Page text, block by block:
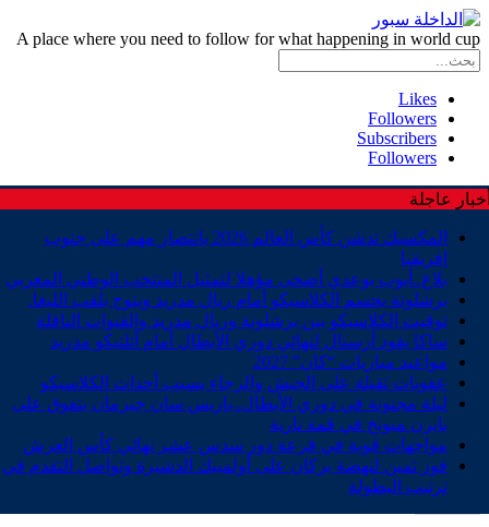
A place where you need to follow for what happening in world cup
Likes
Followers
Subscribers
Followers
عاجلة
المكسيك تدشن كأس العالم 2026 بانتصار مهم على جنوب
إفريقيا
بلاغ..أيوب بوعدي أضحى مؤهلا لتمثيل المنتخب الوطني المغربي
برشلونة يحسم الكلاسيكو أمام ريال مدريد ويتوج بلقب الليغا.
توقيت الكلاسيكو بين برشلونة وريال مدريد والقنوات الناقلة
ساكا يقود أرسنال لنهائي دوري الأبطال أمام أتلتيكو مدريد
مواعيد مباريات “كان” 2027
عقوبات ثقيلة على الجيش والرجاء بسبب أحداث الكلاسيكو
ليلة مجنونة في دوري الأبطال..باريس سان جيرمان يتفوق على
بايرن ميونخ في قمة نارية
مواجهات قوية في قرعة دور سدس عشر نهائي كأس العرش
فوز ثمين لنهضة بركان على أولمبيك الدشيرة وتواصل التقدم في
ترتيب البطولة